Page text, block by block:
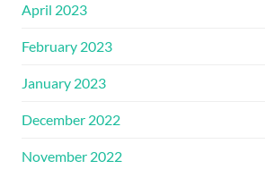
April 2023
February 2023
January 2023
December 2022
November 2022